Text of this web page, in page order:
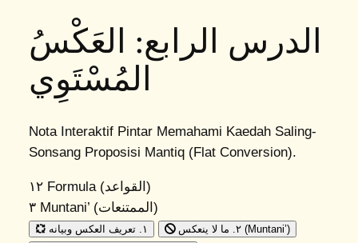
الدرس الرابع: العَكْسُ
المُسْتَوِي
Nota Interaktif Pintar Memahami Kaedah Saling-
Sonsang Proposisi Mantiq (Flat Conversion).
١٢
Formula (القواعد)
٣
Muntani’ (الممتنعات)
١. تعريف العكس وبيانه
٢. ما لا ينعكس (Muntani’)